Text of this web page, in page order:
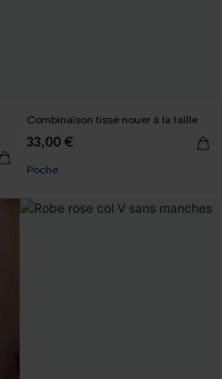
Combinaison tissé nouer à la taille
33,00 €
Poche